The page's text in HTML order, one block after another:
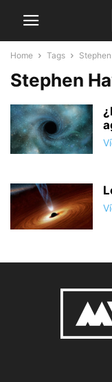
Home Tags
Stephen